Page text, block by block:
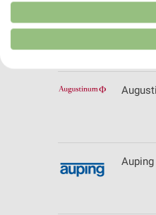
Audi
Verwendung reduzierter
Erstellung von Profilen für
Erstellung von Profilen zur
Messung der Performance